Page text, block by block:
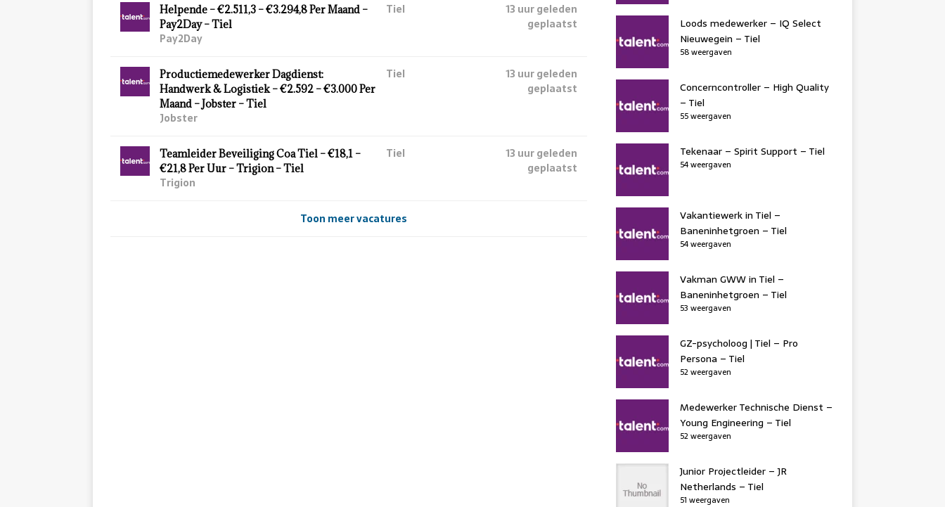
Helpende – €2.511,3 – €3.294,8 Per Maand –
Pay2Day – Tiel
Pay2Day
Tiel
13 uur geleden
geplaatst
Productiemedewerker Dagdienst:
Handwerk & Logistiek – €2.592 – €3.000 Per
Maand – Jobster – Tiel
Jobster
Tiel
13 uur geleden
geplaatst
Teamleider Beveiliging Coa Tiel – €18,1 –
€21,8 Per Uur – Trigion – Tiel
Trigion
Tiel
13 uur geleden
geplaatst
Toon meer vacatures
Loods medewerker – IQ Select
Nieuwegein – Tiel
58 weergaven
Concerncontroller – High Quality
– Tiel
55 weergaven
Tekenaar – Spirit Support – Tiel
54 weergaven
Vakantiewerk in Tiel –
Baneninhetgroen – Tiel
54 weergaven
Vakman GWW in Tiel –
Baneninhetgroen – Tiel
53 weergaven
GZ-psycholoog | Tiel – Pro
Persona – Tiel
52 weergaven
Medewerker Technische Dienst –
Young Engineering – Tiel
52 weergaven
Junior Projectleider – JR
Netherlands – Tiel
51 weergaven